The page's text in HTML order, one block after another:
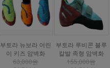
부토라 뉴보라 어린
이 키즈 암벽화
63,000원
부토라 루비콘 블루
칼발 족형 암벽화
155,000원